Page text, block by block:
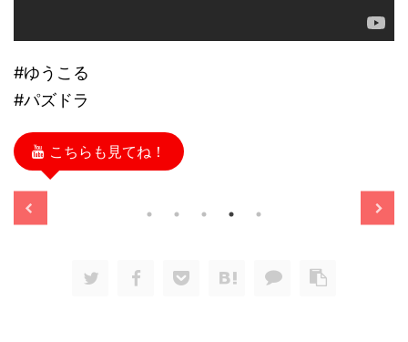
#ゆうこる
#パズドラ
こちらも見てね！
11/13